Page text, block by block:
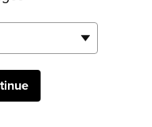
dan seni